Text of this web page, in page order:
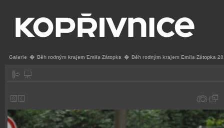
Galerie � Běh rodným krajem Emila Zátopka � Běh rodným krajem Emila Zátopka